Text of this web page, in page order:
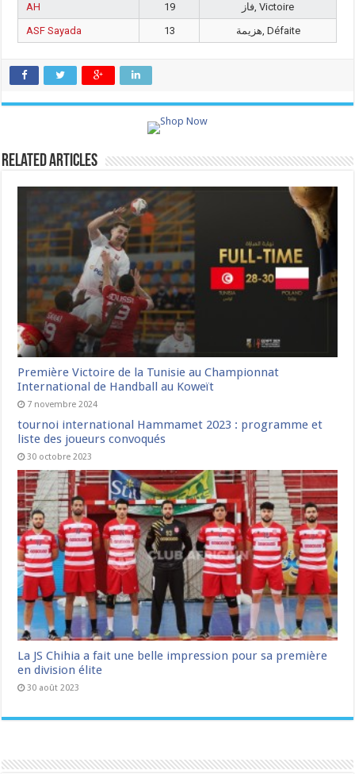
AH 19
فاز, Victoire
ASF Sayada
13 هزيمة, Défaite
Related Articles
Première Victoire de la Tunisie au Championnat
International de Handball au Koweït
7 novembre 2024
tournoi international Hammamet 2023 : programme et
liste des joueurs convoqués
30 octobre 2023
La JS Chihia a fait une belle impression pour sa première
en division élite
30 août 2023